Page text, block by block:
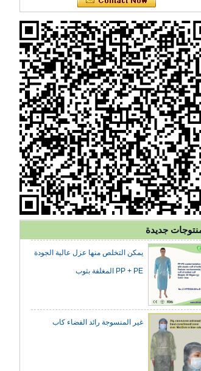
جديدة
قناع للوجه يمكن التخلص منه بثلاث
طبقات من الأذن للاستخدام مرة
واحدة للرعاية الصحية
يمكن التخلص منها عزل عالية الجودة
PP + PE المغلفة بثوب
غير المنسوجة رائد الفضاء كاب